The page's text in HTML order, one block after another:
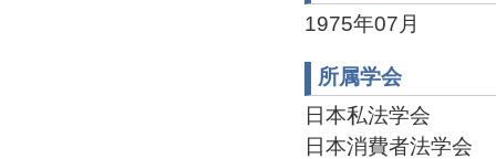
1975年07月
所属学会
日本私法学会
日本消費者法学会